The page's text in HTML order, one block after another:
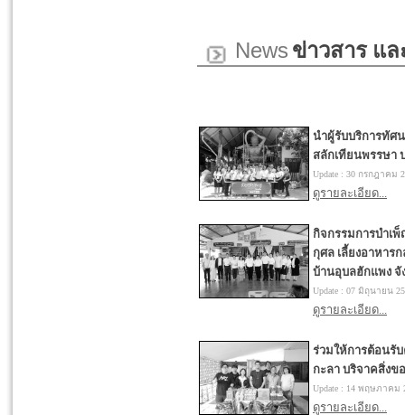
News ข่าวสาร แ
นำผู้รับบริการทัศ
สลักเทียนพรรษา
Update : 30 กรกฎาคม
ดูรายละเอียด...
กิจกรรมการบำเ
กุศล เลี้ยงอาหาร
บ้านอุบลฮักแพง จั
Update : 07 มิถุนายน
ดูรายละเอียด...
ร่วมให้การต้อนรั
กะลา บริจาคสิ่งข
Update : 14 พฤษภาคม
ดูรายละเอียด...